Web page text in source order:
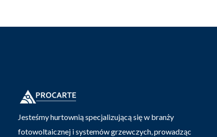
Jesteśmy hurtownią specjalizującą się w branży
fotowoltaicznej i systemów grzewczych, prowadząc